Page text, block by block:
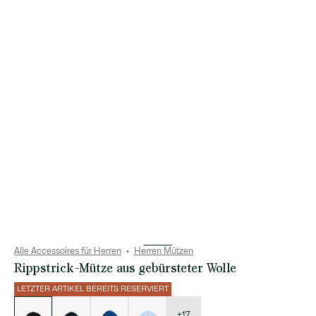
Alle Accessoires für Herren Herren Mützen
Rippstrick-Mütze aus gebürsteter Wolle
LETZTER ARTIKEL BEREITS RESERVIERT
Varianten